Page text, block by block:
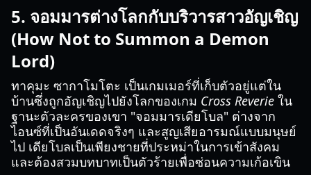
5. จอมมารต่างโลกกับบริวารสาวอัญเชิญ
(How Not to Summon a Demon
Lord)
ทาคุมะ ซากาโมโตะ เป็นเกมเมอร์ที่เก็บตัวอยู่แต่ใน
บ้านซึ่งถูกอัญเชิญไปยังโลกของเกม Cross Reverie ใน
ฐานะตัวละครของเขา "จอมมารเดียโบล" ต่างจาก
ไอนซ์ที่เป็นอันเดดจริงๆ และสูญเสียอารมณ์แบบมนุษย์
ไป เดียโบลเป็นเพียงชายที่ประหม่าในการเข้าสังคม
และต้องสวมบทบาทเป็นตัวร้ายเพื่อซ่อนความเก้อเขิน